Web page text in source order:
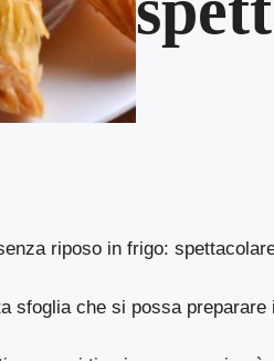
riposo in frigo:
sfoglia che si possa preparare